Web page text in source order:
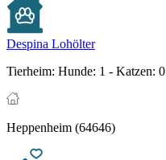
Despina Lohölter
Tierheim: Hunde: 1 - Katzen: 0
Heppenheim (64646)